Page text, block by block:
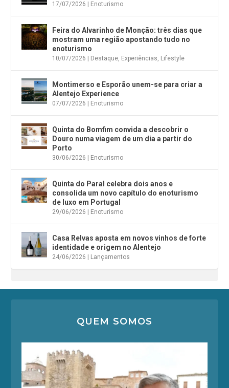
17/07/2026 Enoturismo
Feira do Alvarinho de Monção: três dias que
mostram uma região apostando tudo no
enoturismo
10/07/2026 Destaque, Experiências, Lifestyle
Montimerso e Esporão unem-se para criar a
Alentejo Experience
07/07/2026 Enoturismo
Quinta do Bomfim convida a descobrir o
Douro numa viagem de um dia a partir do
Porto
30/06/2026 Enoturismo
Quinta do Paral celebra dois anos e
consolida um novo capítulo do enoturismo
de luxo em Portugal
29/06/2026 Enoturismo
Casa Relvas aposta em novos vinhos de forte
identidade e origem no Alentejo
24/06/2026 Lançamentos
QUEM SOMOS